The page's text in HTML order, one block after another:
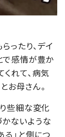
ったり、デイ
で感情が豊か
れて、病気
お母さん。
些細な変化
ないような
」と側につ